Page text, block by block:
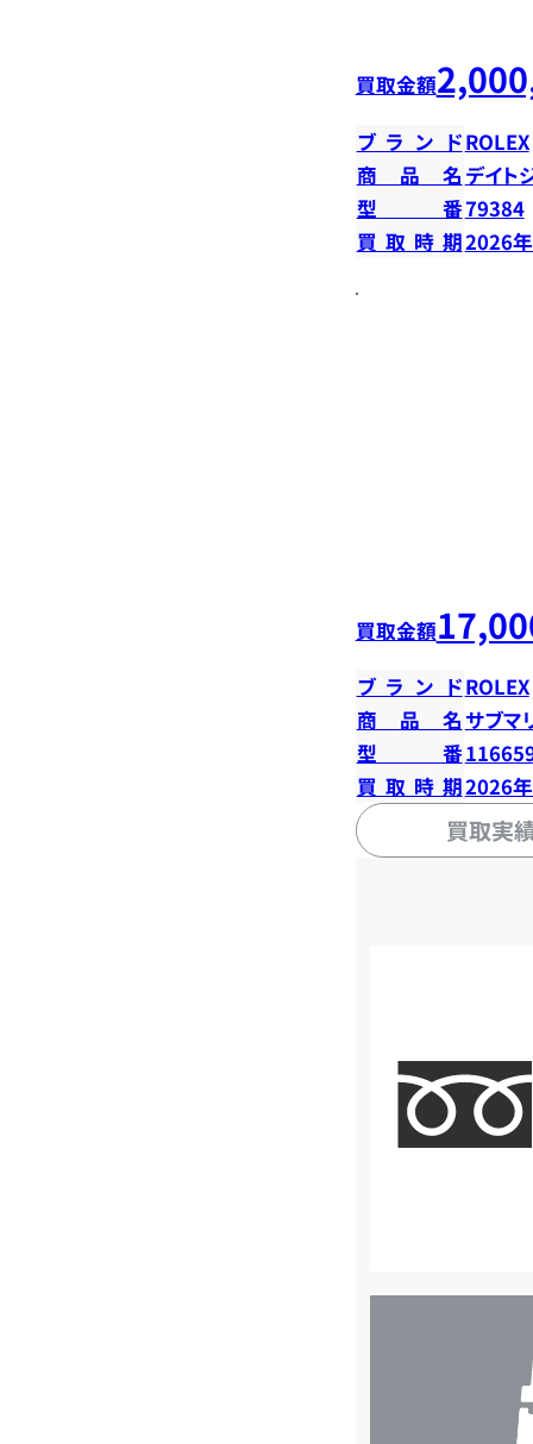
買取金額
ブランドROLEX
商品名 デイト
型番79384
買取時期2026
買取金額
ブランドROLEX
商品名 サブマ
型番
買取時期2026
買取実